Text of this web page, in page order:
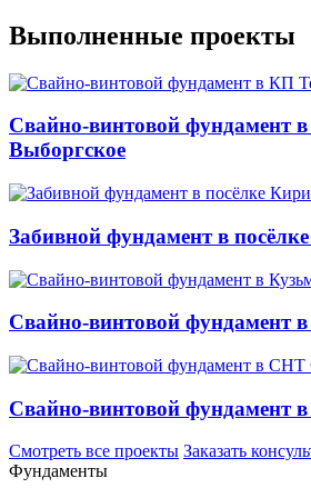
Выполненные проекты
Свайно-винтовой фундамент
Выборгское
Забивной фундамент в
Свайно-винтовой фундамент
Свайно-винтовой фундамент
Смотреть все проекты Заказать
Фундаменты